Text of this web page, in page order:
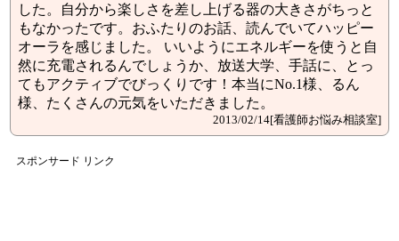
した。自分から楽しさを差し上げる器の大きさがちっと
もなかったです。おふたりのお話、読んでいてハッピー
オーラを感じました。 いいようにエネルギーを使うと自
然に充電されるんでしょうか、放送大学、手話に、とっ
てもアクティブでびっくりです！本当にNo.1様、るん
様、たくさんの元気をいただきました。
2013/02/14[看護師お悩み相談室]
スポンサード リンク